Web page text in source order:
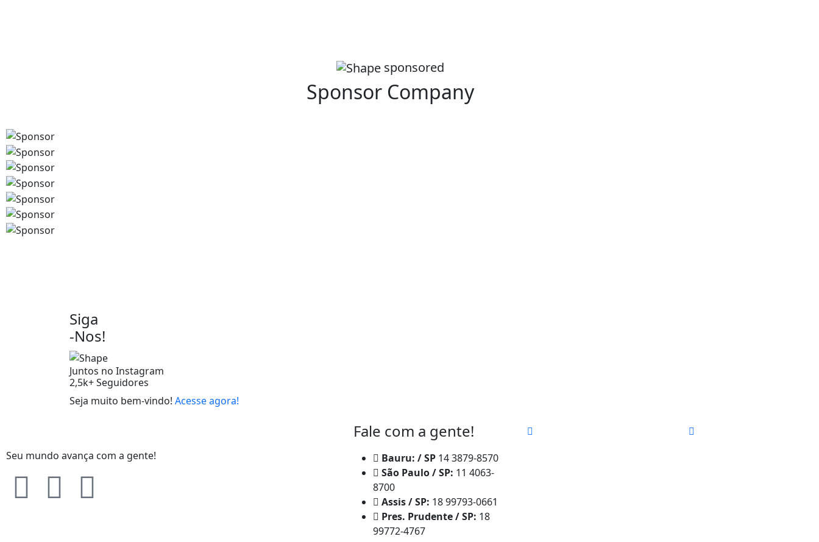
sponsored
Sponsor Company
Siga
-Nos!
Juntos no Instagram
2,5k+Seguidores
Seja muito bem-vindo! Acesse agora!
Seu mundo avança com a gente!
Fale com a gente!
Bauru: / SP 14 3879-8570
São Paulo / SP: 11 4063-
8700
Assis / SP: 18 99793-0661
Pres. Prudente / SP: 18
99772-4767